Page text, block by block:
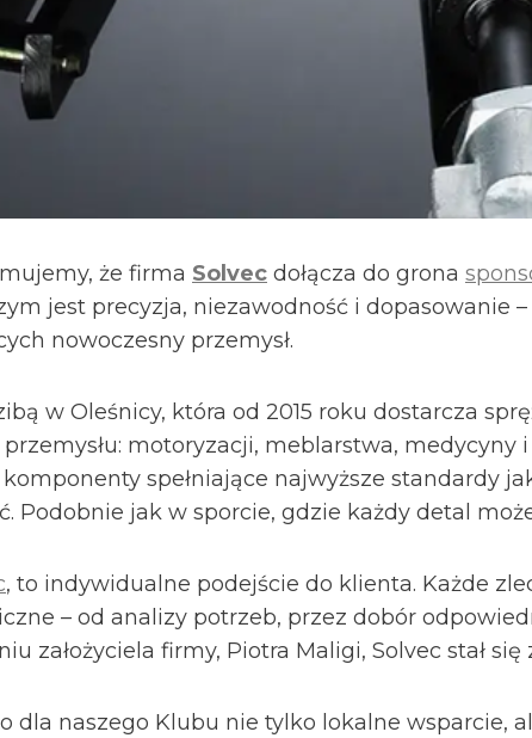
że firma Solvec dołącza do grona
jest precyzja, niezawodność i dopasowanie
nowoczesny przemysł.
w Oleśnicy, która od 2015 roku dostarcza
motoryzacji, meblarstwa,
spełniające najwyższe standardy
Podobnie jak w sporcie, gdzie każdy detal
, to indywidualne podejście do klienta. Każde
– od analizy potrzeb, przez dobór
założyciela firmy, Piotra Maligi, Solvec stał
dla naszego Klubu nie tylko lokalne